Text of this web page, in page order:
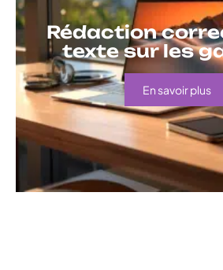
Rédaction
texte sur les
En savoir plus